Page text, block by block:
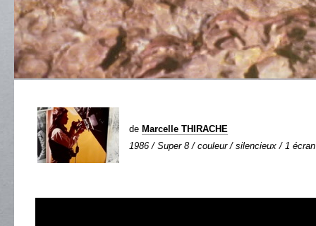
de Marcelle THIRACHE
1986 / Super 8 / couleur / silencieux / 1